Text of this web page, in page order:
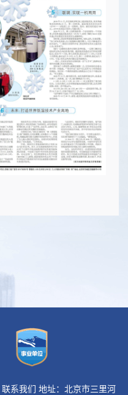
联系我们 地址：北京市三里河